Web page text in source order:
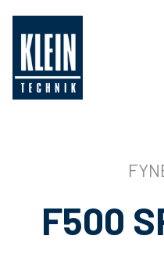
F500